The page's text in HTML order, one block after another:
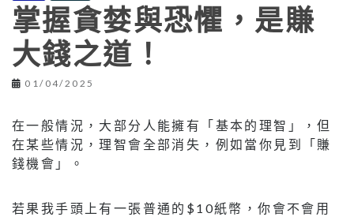
掌握貪婪與恐懼，是賺
大錢之道！
01/04/2025
在一般情況，大部分人能擁有「基本的理智」，但
在某些情況，理智會全部消失，例如當你見到「賺
錢機會」。
若果我手頭上有一張普通的$10紙幣，你會不會用